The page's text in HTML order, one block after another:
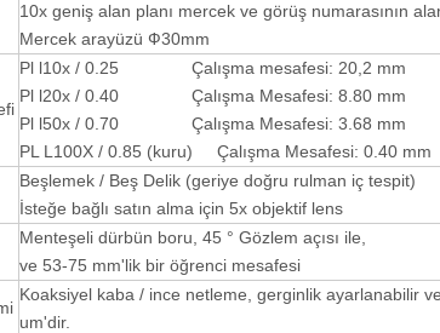
10x geniş alan planı mercek ve görüş numarasının
Mercek arayüzü Ф30mm
Pl l10x / 0.25 Çalışma mesafesi: 20,2 mm
Pl l20x / 0.40 Çalışma Mesafesi: 8.80 mm
Pl l50x / 0.70 Çalışma Mesafesi: 3.68 mm
PL L100X / 0.85 (kuru) Çalışma Mesafesi: 0.40 mm
Beşlemek / Beş Delik (geriye doğru rulman iç tespit)
İsteğe bağlı satın alma için 5x objektif lens
Menteşeli dürbün boru, 45 ° Gözlem açısı ile,
ve 53-75 mm'lik bir öğrenci mesafesi
Koaksiyel kaba / ince netleme, gerginlik ayarlanabilir
um'dir.